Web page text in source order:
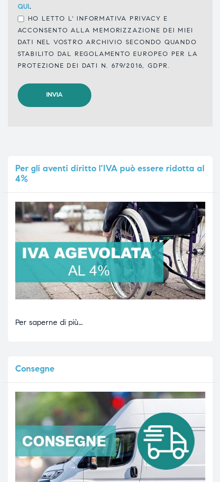
QUI.
HO LETTO L' INFORMATIVA PRIVACY E
ACCONSENTO ALLA MEMORIZZAZIONE DEI MIEI
DATI NEL VOSTRO ARCHIVIO SECONDO QUANDO
STABILITO DAL REGOLAMENTO EUROPEO PER LA
PROTEZIONE DEI DATI N. 679/2016, GDPR.
Pergli aventi diritto l’IVA può essere ridotta al
4%
Per saperne di più…
Consegne